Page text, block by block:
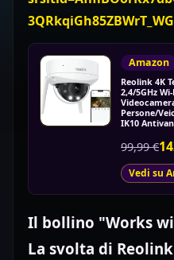
Amazon
Reolink 4K
2,4/5GHz
Persone/
IK10
99,99 €
Vedi su
Il bollino "Works
La svolta di Reolink